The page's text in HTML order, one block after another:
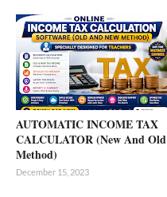
AUTOMATIC INCOME TAX
CALCULATOR (New And Old
Method)
December 15, 2023